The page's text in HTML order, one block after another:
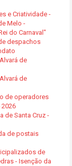
e Criatividade -
Melo -
do Carnaval"
despachos
de
de
de operadores
de Santa Cruz -
de postais
de
- Isenção da